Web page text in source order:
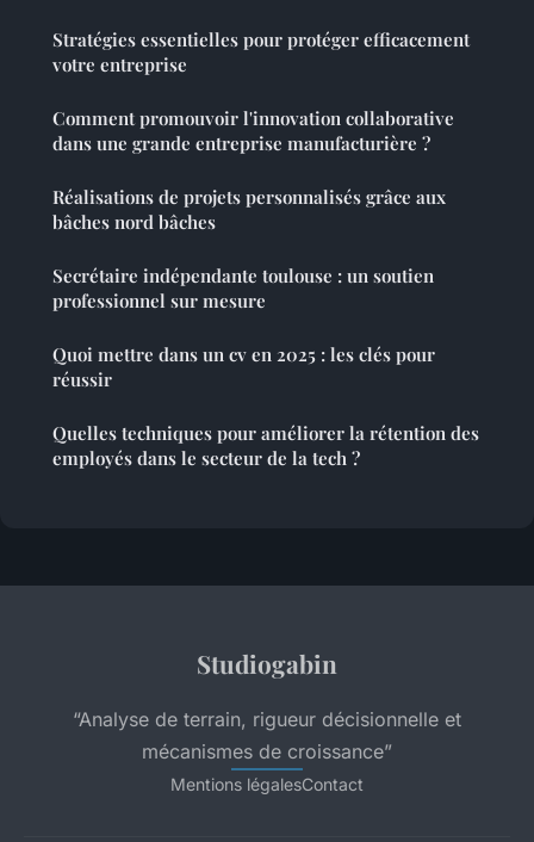
Stratégies essentielles pour protéger efficacement
votre entreprise
Comment promouvoir l'innovation collaborative
dans une grande entreprise manufacturière ?
Réalisations de projets personnalisés grâce aux
bâches nord bâches
Secrétaire indépendante toulouse : un soutien
professionnel sur mesure
Quoi mettre dans un cv en 2025 : les clés pour
réussir
Quelles techniques pour améliorer la rétention des
employés dans le secteur de la tech ?
Studiogabin
“Analyse de terrain, rigueur décisionnelle et
mécanismes de croissance”
Mentions légalesContact